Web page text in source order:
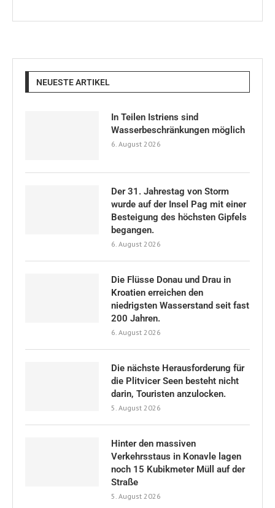
NEUESTE ARTIKEL
In Teilen Istriens sind
Wasserbeschränkungen möglich
6. August 2026
Der 31. Jahrestag von Storm
wurde auf der Insel Pag mit einer
Besteigung des höchsten Gipfels
begangen.
6. August 2026
Die Flüsse Donau und Drau in
Kroatien erreichen den
niedrigsten Wasserstand seit fast
200 Jahren.
6. August 2026
Die nächste Herausforderung für
die Plitvicer Seen besteht nicht
darin, Touristen anzulocken.
5. August 2026
Hinter den massiven
Verkehrsstaus in Konavle lagen
noch 15 Kubikmeter Müll auf der
Straße
5. August 2026